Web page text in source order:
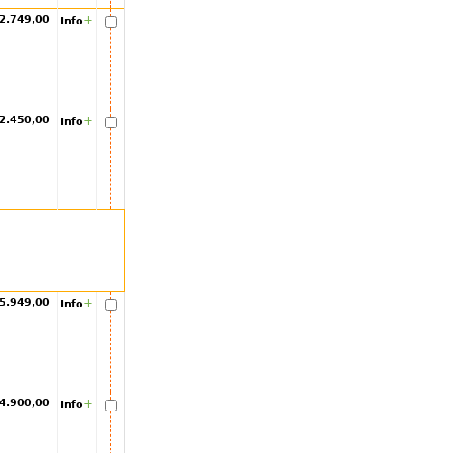
2.749,00 Info+
2.450,00 Info+
5.949,00 Info+
4.900,00 Info+